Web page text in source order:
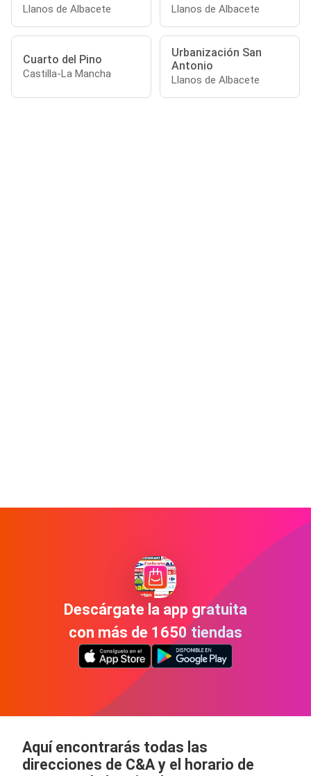
Llanos de Albacete Llanos de Albacete
Cuarto del Pino
Castilla-La Mancha
Urbanización San
Antonio
Llanos de Albacete
Descárgate la app gratuita
con más de 1650 tiendas
Aquí encontrarás todas las
direcciones de C&A y el horario de